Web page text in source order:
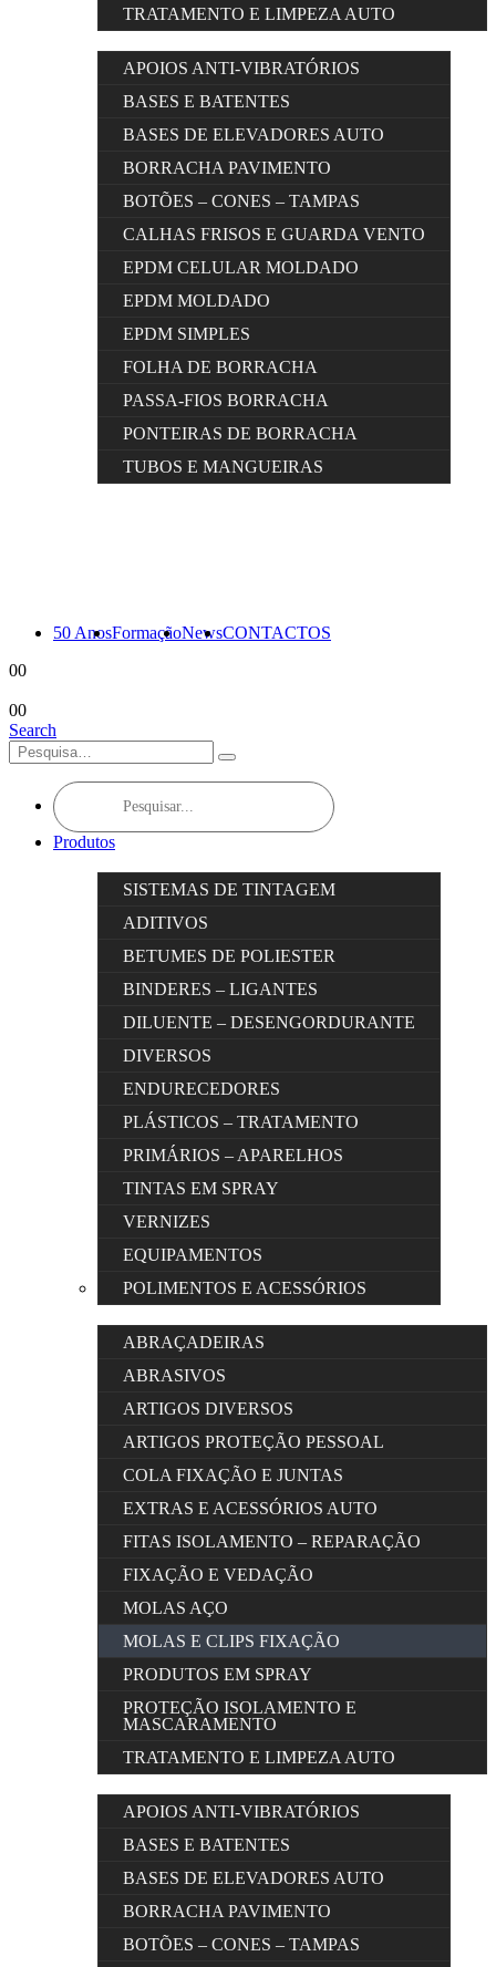
TRATAMENTO E LIMPEZA AUTO
APOIOS ANTI-VIBRATÓRIOS
BASES E BATENTES
BASES DE ELEVADORES AUTO
BORRACHA PAVIMENTO
BOTÕES – CONES – TAMPAS
CALHAS FRISOS E GUARDA VENTO
EPDM CELULAR MOLDADO
EPDM MOLDADO
EPDM SIMPLES
FOLHA DE BORRACHA
PASSA-FIOS BORRACHA
PONTEIRAS DE BORRACHA
TUBOS E MANGUEIRAS
50 AnosFormaçãoNewsCONTACTOS
00
00
Search
Products
search
Produtos
SISTEMAS DE TINTAGEM
ADITIVOS
BETUMES DE POLIESTER
BINDERES – LIGANTES
DILUENTE – DESENGORDURANTE
DIVERSOS
ENDURECEDORES
PLÁSTICOS – TRATAMENTO
PRIMÁRIOS – APARELHOS
TINTAS EM SPRAY
VERNIZES
EQUIPAMENTOS
POLIMENTOS E ACESSÓRIOS
ABRAÇADEIRAS
ABRASIVOS
ARTIGOS DIVERSOS
ARTIGOS PROTEÇÃO PESSOAL
COLA FIXAÇÃO E JUNTAS
EXTRAS E ACESSÓRIOS AUTO
FITAS ISOLAMENTO – REPARAÇÃO
FIXAÇÃO E VEDAÇÃO
MOLAS AÇO
MOLAS E CLIPS FIXAÇÃO
PRODUTOS EM SPRAY
PROTEÇÃO ISOLAMENTO E
MASCARAMENTO
TRATAMENTO E LIMPEZA AUTO
APOIOS ANTI-VIBRATÓRIOS
BASES E BATENTES
BASES DE ELEVADORES AUTO
BORRACHA PAVIMENTO
BOTÕES – CONES – TAMPAS